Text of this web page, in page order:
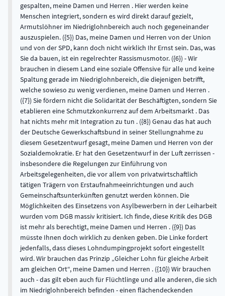
gespalten, meine Damen und Herren . Hier werden keine
Menschen integriert, sondern es wird direkt darauf gezielt,
Armutslöhner im Niedriglohnbereich auch noch gegeneinander
auszuspielen. ({5}) Das, meine Damen und Herren von der Union
und von der SPD, kann doch nicht wirklich Ihr Ernst sein. Das, was
Sie da bauen, ist ein regelrechter Rassismusmotor. ({6}) - Wir
brauchen in diesem Land eine soziale Offensive für alle und keine
Spaltung gerade im Niedriglohnbereich, die diejenigen betrifft,
welche sowieso zu wenig verdienen, meine Damen und Herren .
({7}) Sie fördern nicht die Solidarität der Beschäftigten, sondern Sie
etablieren eine Schmutzkonkurrenz auf dem Arbeitsmarkt . Das
hat nichts mehr mit Integration zu tun . ({8}) Genau das hat auch
der Deutsche Gewerkschaftsbund in seiner Stellungnahme zu
diesem Gesetzentwurf gesagt, meine Damen und Herren von der
Sozialdemokratie. Er hat den Gesetzentwurf in der Luft zerrissen -
insbesondere die Regelungen zur Einführung von
Arbeitsgelegenheiten, die vor allem von privatwirtschaftlich
tätigen Trägern von Erstaufnahmeeinrichtungen und auch
Gemeinschaftsunterkünften genutzt werden können. Die
Möglichkeiten des Einsetzens von Asylbewerbern in der Leiharbeit
wurden vom DGB massiv kritisiert. Ich finde, diese Kritik des DGB
ist mehr als berechtigt, meine Damen und Herren . ({9}) Das
müsste Ihnen doch wirklich zu denken geben. Die Linke fordert
jedenfalls, dass dieses Lohndumpingprojekt sofort eingestellt
wird. Wir brauchen das Prinzip „Gleicher Lohn für gleiche Arbeit
am gleichen Ort“, meine Damen und Herren . ({10}) Wir brauchen
auch - das gilt eben auch für Flüchtlinge und alle anderen, die sich
im Niedriglohnbereich befinden - einen flächendeckenden